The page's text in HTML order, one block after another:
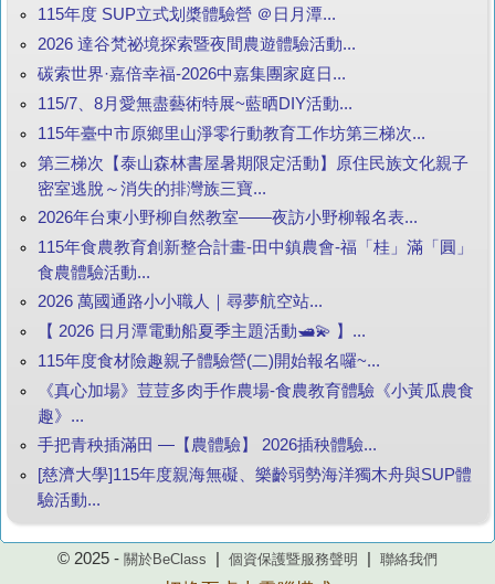
115年度 SUP立式划槳體驗營 ＠日月潭...
2026 達谷梵祕境探索暨夜間農遊體驗活動...
碳索世界·嘉倍幸福-2026中嘉集團家庭日...
115/7、8月愛無盡藝術特展~藍晒DIY活動...
115年臺中市原鄉里山淨零行動教育工作坊第三梯次...
第三梯次【泰山森林書屋暑期限定活動】原住民族文化親子
密室逃脫～消失的排灣族三寶...
2026年台東小野柳自然教室——夜訪小野柳報名表...
115年食農教育創新整合計畫-田中鎮農會-福「桂」滿「圓」
食農體驗活動...
2026 萬國通路小小職人｜尋夢航空站...
【 2026 日月潭電動船夏季主題活動🛥️💫 】...
115年度食材險趣親子體驗營(二)開始報名囉~...
《真心加場》荳荳多肉手作農場-食農教育體驗《小黃瓜農食
趣》...
手把青秧插滿田 —【農體驗】 2026插秧體驗...
[慈濟大學]115年度親海無礙、樂齡弱勢海洋獨木舟與SUP體
驗活動...
© 2025 - 關於BeClass 個資保護暨服務聲明 聯絡我們